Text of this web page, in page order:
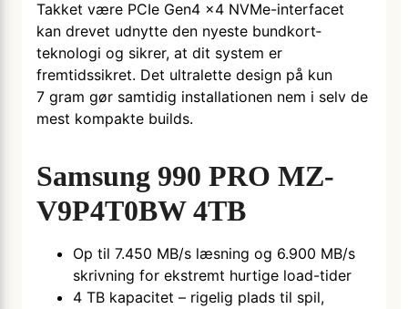
Takket være PCIe Gen4 x4 NVMe-interfacet
kan drevet udnytte den nyeste bundkort­
teknologi og sikrer, at dit system er
fremtidssikret. Det ultralette design på kun
7 gram gør samtidig installationen nem i selv de
mest kompakte builds.
Samsung 990 PRO MZ-
V9P4T0BW 4TB
Op til 7.450 MB/s læsning og 6.900 MB/s
skrivning for ekstremt hurtige load-tider
4 TB kapacitet – rigelig plads til spil,